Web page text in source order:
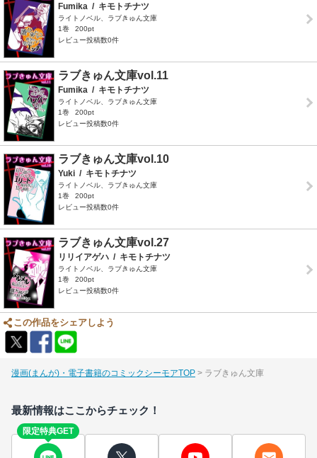
Fumika / キモトチナツ
ライトノベル、ラブきゅん文庫
1巻
200pt
レビュー投稿数0件
ラブきゅん文庫vol.11
Fumika / キモトチナツ
ライトノベル、ラブきゅん文庫
1巻
200pt
レビュー投稿数0件
ラブきゅん文庫vol.10
Yuki / キモトチナツ
ライトノベル、ラブきゅん文庫
1巻
200pt
レビュー投稿数0件
ラブきゅん文庫vol.27
リリイアゲハ / キモトチナツ
ライトノベル、ラブきゅん文庫
1巻
200pt
レビュー投稿数0件
この作品をシェアしよう
漫画(まんが)・電子書籍のコミックシーモアTOP ラブきゅん文庫
最新情報はここからチェック！
限定特典GET